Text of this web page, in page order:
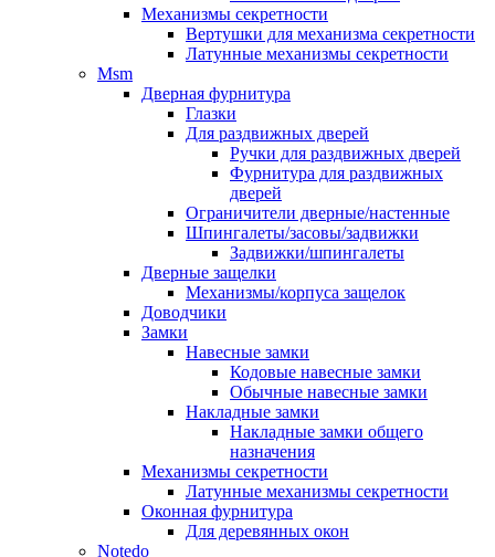
Механизмы секретности
Вертушки для механизма секретности
Латунные механизмы секретности
Msm
Дверная фурнитура
Глазки
Для раздвижных дверей
Ручки для раздвижных дверей
Фурнитура для раздвижных
дверей
Ограничители дверные/настенные
Шпингалеты/засовы/задвижки
Задвижки/шпингалеты
Дверные защелки
Механизмы/корпуса защелок
Доводчики
Замки
Навесные замки
Кодовые навесные замки
Обычные навесные замки
Накладные замки
Накладные замки общего
назначения
Механизмы секретности
Латунные механизмы секретности
Оконная фурнитура
Для деревянных окон
Notedo